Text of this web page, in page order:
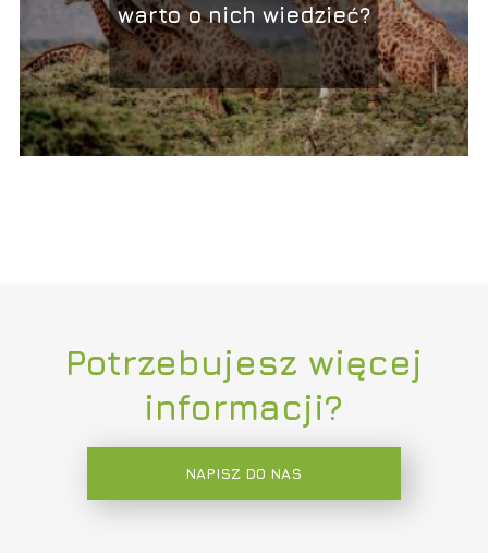
warto o nich wiedzieć?
Potrzebujesz więcej
informacji?
NAPISZ DO NAS